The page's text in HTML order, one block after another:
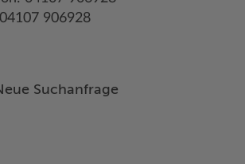
906928
Suchanfrage